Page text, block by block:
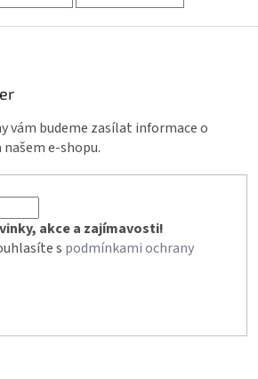
vám budeme zasílat informace o
e-shopu.
akce a zajímavosti!
s podmínkami ochrany